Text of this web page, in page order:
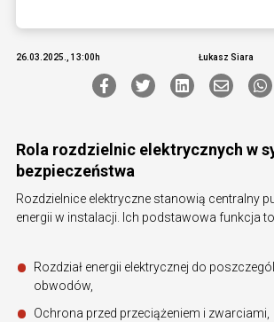
26.03.2025., 13:00h Łukasz Siara
Rola rozdzielnic elektrycznych w
bezpieczeństwa
Rozdzielnice elektryczne stanowią centralny
energii w instalacji. Ich podstawowa funkcja
Rozdział energii elektrycznej do
obwodów,
Ochrona przed przeciążeniem i zwarciami,